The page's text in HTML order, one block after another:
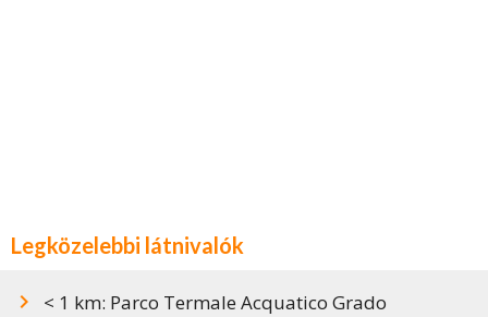
Legközelebbi látnivalók
< 1 km: Parco Termale Acquatico Grado